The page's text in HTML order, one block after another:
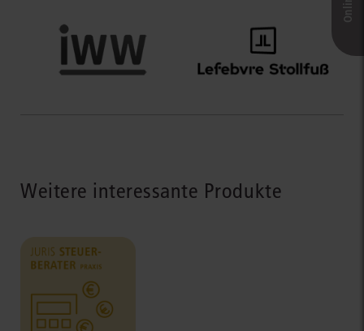
Login finden Sie diese zusätzlich in Ihrem Newsfeed aufgelistet.
Die Auswirkungen geänderter Vorschriften können Sie so frühzeitig
prüfen – und entsprechend reagieren.
Weitere interessante Produkte